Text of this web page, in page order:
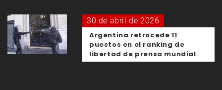
30 de abril de 2026
Argentina retrocede 11
puestos en el ranking de
libertad de prensa mundial